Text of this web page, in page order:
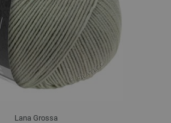
Lana Grossa